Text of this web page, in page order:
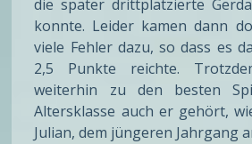
die später drittplatzierte
konnte. Leider kamen dann
viele Fehler dazu, so dass es
2,5 Punkte reichte.
weiterhin zu den besten
Altersklasse auch er gehört,
Julian, dem jüngeren Jahrgang